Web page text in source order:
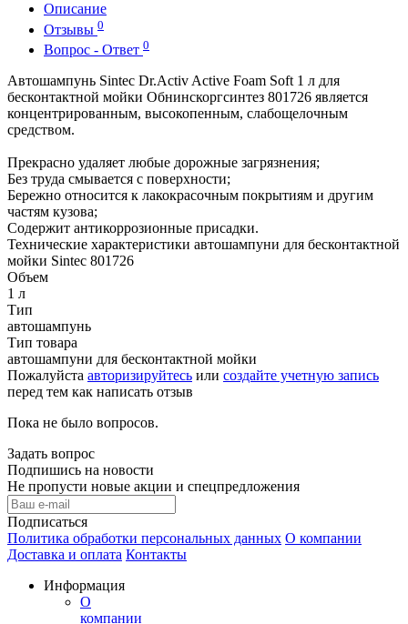
Описание
Отзывы 0
Вопрос - Ответ 0
Автошампунь Sintec Dr.Activ Active Foam Soft 1 л для
бесконтактной мойки Обнинскоргсинтез 801726 является
концентрированным, высокопенным, слабощелочным
средством.
Прекрасно удаляет любые дорожные загрязнения;
Без труда смывается с поверхности;
Бережно относится к лакокрасочным покрытиям и другим
частям кузова;
Содержит антикоррозионные присадки.
Технические характеристики автошампуни для бесконтактной
мойки Sintec 801726
Объем
1 л
Тип
автошампунь
Тип товара
автошампуни для бесконтактной мойки
Пожалуйста авторизируйтесь или создайте учетную запись
перед тем как написать отзыв
Пока не было вопросов.
Задать вопрос
Подпишись на новости
Не пропусти новые акции и спецпредложения
Подписаться
Политика обработки персональных данных О компании
Доставка и оплата Контакты
Информация
О
компании